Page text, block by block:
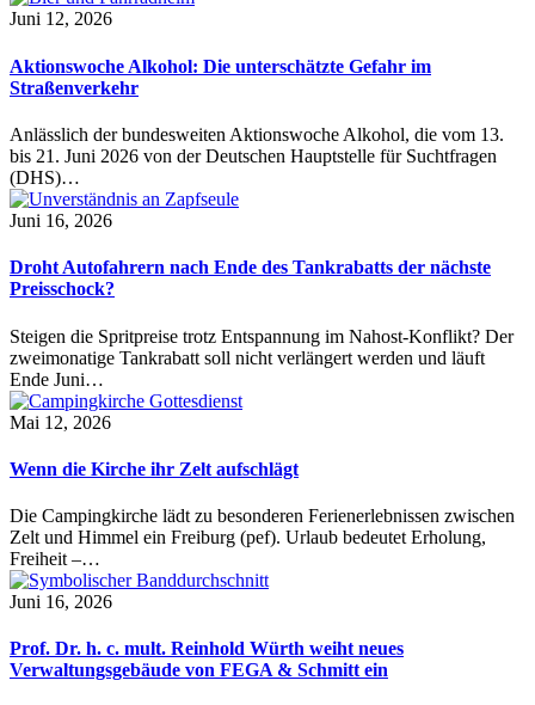
Juni 12, 2026
Aktionswoche Alkohol: Die unterschätzte Gefahr im
Straßenverkehr
Anlässlich der bundesweiten Aktionswoche Alkohol, die vom 13.
bis 21. Juni 2026 von der Deutschen Hauptstelle für Suchtfragen
(DHS)…
Juni 16, 2026
Droht Autofahrern nach Ende des Tankrabatts der nächste
Preisschock?
Steigen die Spritpreise trotz Entspannung im Nahost-Konflikt? Der
zweimonatige Tankrabatt soll nicht verlängert werden und läuft
Ende Juni…
Mai 12, 2026
Wenn die Kirche ihr Zelt aufschlägt
Die Campingkirche lädt zu besonderen Ferienerlebnissen zwischen
Zelt und Himmel ein Freiburg (pef). Urlaub bedeutet Erholung,
Freiheit –…
Juni 16, 2026
Prof. Dr. h. c. mult. Reinhold Würth weiht neues
Verwaltungsgebäude von FEGA & Schmitt ein